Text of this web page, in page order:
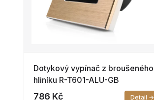
Dotykový vypínač z broušeného
hliníku R-T601-ALU-GB
786 Kč Detail →